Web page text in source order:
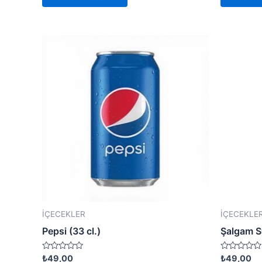
İÇECEKLER
Pepsi (33 cl.)
Rated
₺49,00
Şalgam
Rated
₺49,00